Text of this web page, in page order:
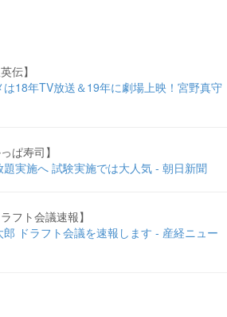
伝】
は18年TV放送＆19年に劇場上映！宮野真守
ぱ寿司】
実施へ 試験実施では大人気 - 朝日新聞
フト会議速報】
ドラフト会議を速報します - 産経ニュー